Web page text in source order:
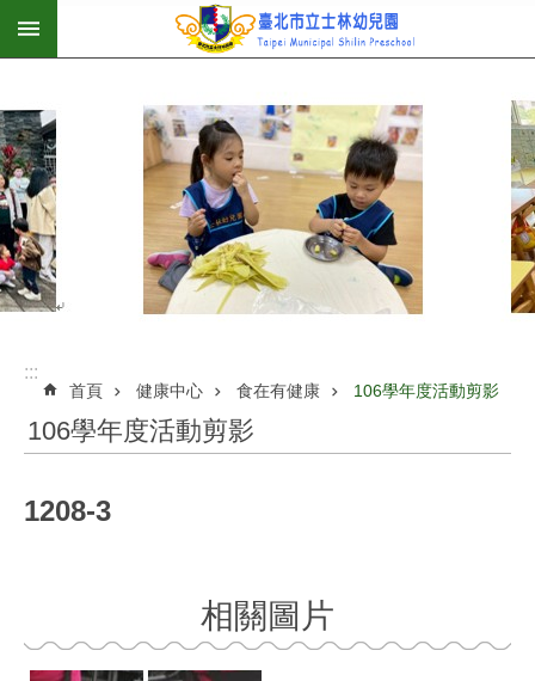
跳到主要內容區塊
:::
首頁 健康中心 食在有健康 106學年度活動剪影
106學年度活動剪影
1208-3
相關圖片